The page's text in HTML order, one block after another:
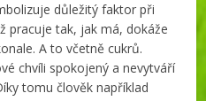
důležitý faktor při
pracuje tak, jak má, dokáže
A to včetně cukrů.
chvíli spokojený a nevytváří
tomu člověk například